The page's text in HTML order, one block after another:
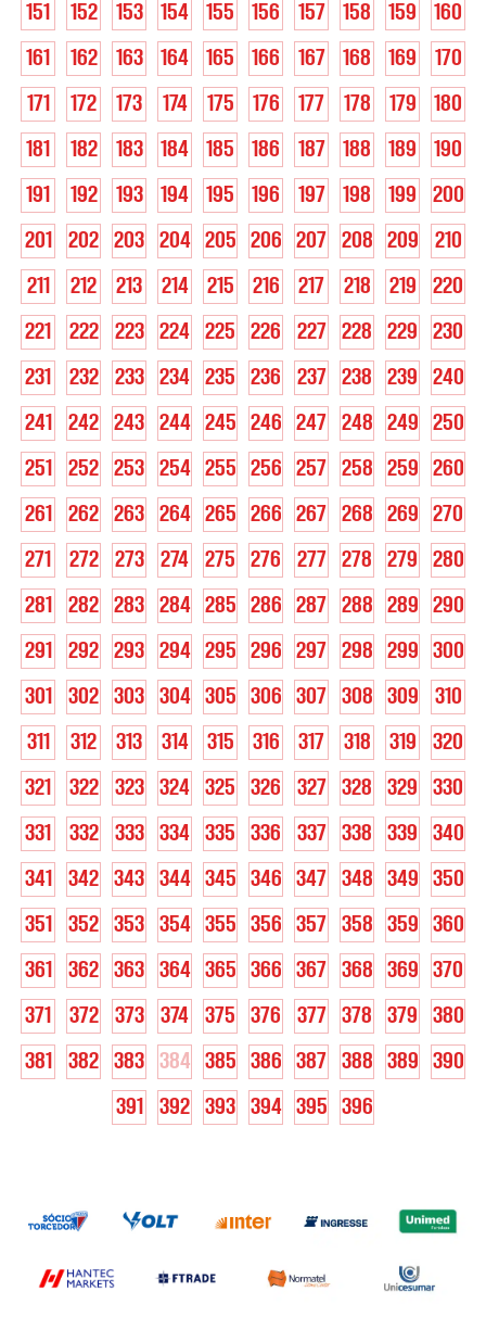
151
152 153 154 155 156 157 158 159
160
161
162 163 164 165 166 167 168 169
170
171
172 173 174 175 176 177 178 179
180
181
182 183 184 185 186 187 188 189
190
191
192 193 194 195 196 197 198 199
200
201
202 203 204 205 206 207 208 209
210
211
212 213 214 215 216 217 218 219
220
221
222 223 224 225 226 227 228 229
230
231
232 233 234 235 236 237 238 239
240
241
242 243 244 245 246 247 248 249
250
251
252 253 254 255 256 257 258 259
260
261
262 263 264 265 266 267 268 269
270
271
272 273 274 275 276 277 278 279
280
281
282 283 284 285 286 287 288 289
290
291
292 293 294 295 296 297 298 299
300
301
302 303 304 305 306 307 308 309
310
311
312 313 314 315 316 317 318 319
320
321
322 323 324 325 326 327 328 329
330
331
332 333 334 335 336 337 338 339
340
341
342 343 344 345 346 347 348 349
350
351
352 353 354 355 356 357 358 359
360
361
362 363 364 365 366 367 368 369
370
371
372 373 374 375 376 377 378 379
380
381
382 383 384 385 386 387 388 389
390
391
392 393 394 395 396